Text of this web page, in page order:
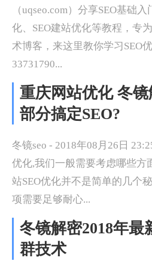
（uqseo.com）分享SEO基础
化、SEO建站优化等教程，专
术博客，来这里教你学习SEO
33731790...
重庆网站优化 冬
部分搞定SEO?
冬镜seo - 2018年08月26日
优化,我们一般需要考虑哪些方
站SEO优化并不是简单的几个
项需要足够耐心...
冬镜解密2018年最
群技术